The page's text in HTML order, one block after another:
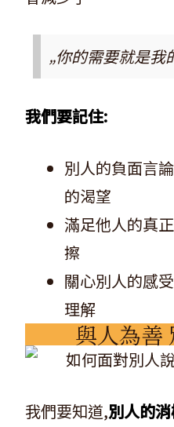
„你的需要就是我
我們要記住:
別人的負面言
的渴望
滿足他人的真
擦
關心別人的感
理解
與人為善
我們要知道,別人的